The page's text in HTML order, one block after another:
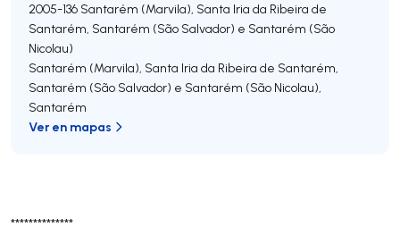
**************
2005-136 Santarém (Marvila), Santa Iria da Ribeira de
Santarém, Santarém (São Salvador) e Santarém (São
Nicolau)
Santarém (Marvila), Santa Iria da Ribeira de Santarém,
Santarém (São Salvador) e Santarém (São Nicolau),
Santarém
Ver en mapas